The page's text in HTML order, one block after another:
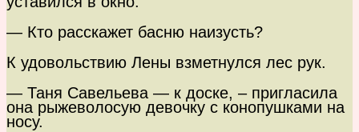
— Кто расскажет басню наизусть?
К удовольствию Лены взметнулся лес рук.
— Таня Савельева — к доске, – пригласила
она рыжеволосую девочку с конопушками на
носу.